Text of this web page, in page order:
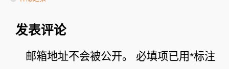
发表评论
邮箱地址不会被公开。 必填项已用*标注